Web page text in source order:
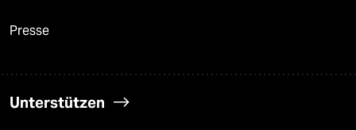
Presse
Unterstützen